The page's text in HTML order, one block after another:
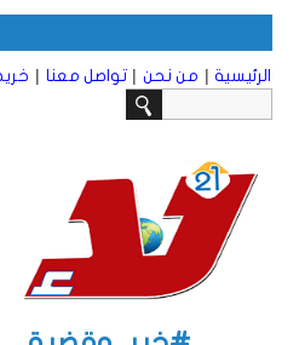
الرئيسية | من نحن | تواصل معنا |